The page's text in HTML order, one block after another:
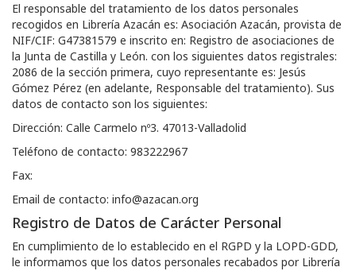
El responsable del tratamiento de los datos personales
recogidos en Librería Azacán es: Asociación Azacán, provista de
NIF/CIF: G47381579 e inscrito en: Registro de asociaciones de
la Junta de Castilla y León. con los siguientes datos registrales:
2086 de la sección primera, cuyo representante es: Jesús
Gómez Pérez (en adelante, Responsable del tratamiento). Sus
datos de contacto son los siguientes:
Dirección: Calle Carmelo nº3. 47013-Valladolid
Teléfono de contacto: 983222967
Fax:
Email de contacto: info@azacan.org
Registro de Datos de Carácter Personal
En cumplimiento de lo establecido en el RGPD y la LOPD-GDD,
le informamos que los datos personales recabados por Librería